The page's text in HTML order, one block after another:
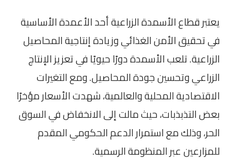
يعتبر قطاع الأسمدة الزراعية أحد الأعمدة الأساسية
في تحقيق الأمن الغذائي وزيادة إنتاجية المحاصيل
الزراعية. تلعب الأسمدة دورًا حيويًا في تعزيز الإنتاج
الزراعي وتحسين جودة المحاصيل. ومع التغيرات
الاقتصادية المحلية والعالمية، شهدت الأسعار مؤخرًا
بعض التذبذبات، حيث مالت إلى الانخفاض في السوق
الحر، وذلك مع استمرار الدعم الحكومي المقدم
للمزارعين عبر المنظومة الرسمية.